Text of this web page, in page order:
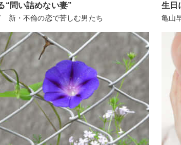
“問い詰めない妻”
新・不倫の恋で苦しむ男たち
生日
亀山